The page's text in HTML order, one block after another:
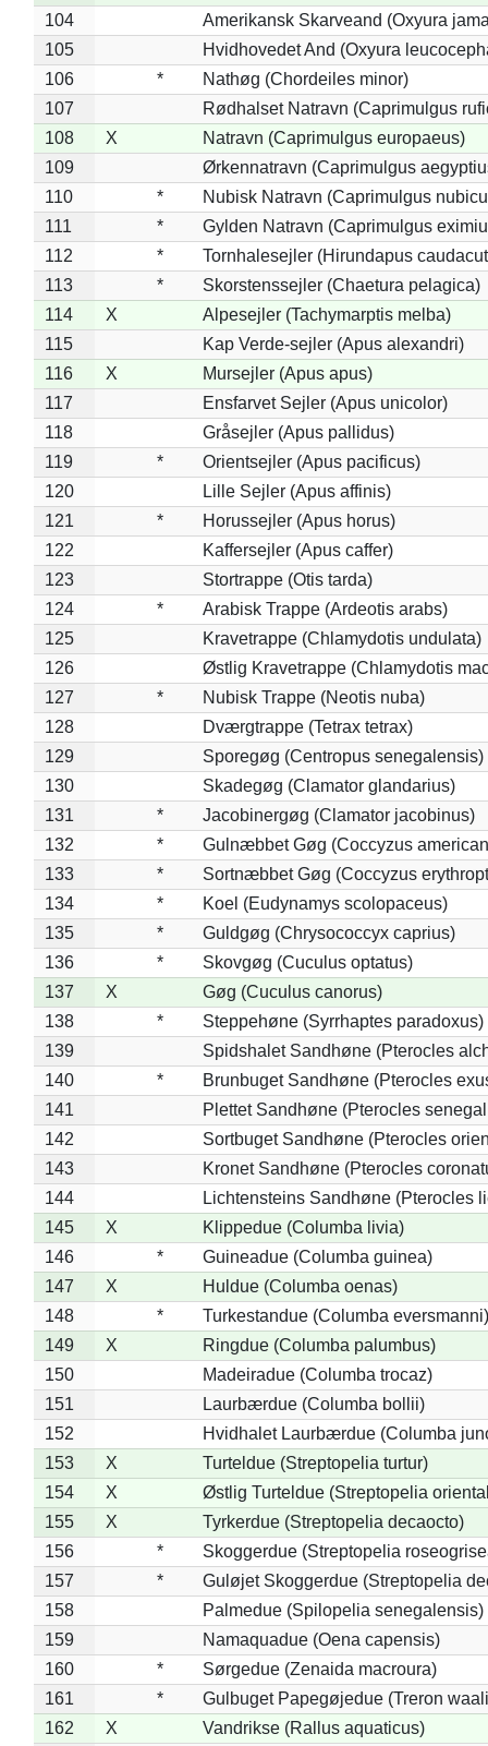
104
Amerikansk Skarveand (Oxyura
105
Hvidhovedet And (Oxyura
106
*
Nathøg (Chordeiles minor)
107
Rødhalset Natravn (Caprimulgus
108
X
Natravn (Caprimulgus europaeus)
109
Ørkennatravn (Caprimulgus
110
*
Nubisk Natravn (Caprimulgus
111
*
Gylden Natravn (Caprimulgus
112
*
Tornhalesejler (Hirundapus
113
*
Skorstenssejler (Chaetura pelagica)
114
X
Alpesejler (Tachymarptis melba)
115
Kap Verde-sejler (Apus alexandri)
116
X
Mursejler (Apus apus)
117
Ensfarvet Sejler (Apus unicolor)
118
Gråsejler (Apus pallidus)
119
*
Orientsejler (Apus pacificus)
120
Lille Sejler (Apus affinis)
121
*
Horussejler (Apus horus)
122
Kaffersejler (Apus caffer)
123
Stortrappe (Otis tarda)
124
*
Arabisk Trappe (Ardeotis arabs)
125
Kravetrappe (Chlamydotis undulata)
126
Østlig Kravetrappe (Chlamydotis
127
*
Nubisk Trappe (Neotis nuba)
128
Dværgtrappe (Tetrax tetrax)
129
Sporegøg (Centropus senegalensis)
130
Skadegøg (Clamator glandarius)
131
*
Jacobinergøg (Clamator jacobinus)
132
*
Gulnæbbet Gøg (Coccyzus
133
*
Sortnæbbet Gøg (Coccyzus
134
*
Koel (Eudynamys scolopaceus)
135
*
Guldgøg (Chrysococcyx caprius)
136
*
Skovgøg (Cuculus optatus)
137
X
Gøg (Cuculus canorus)
138
*
Steppehøne (Syrrhaptes paradoxus)
139
Spidshalet Sandhøne (Pterocles
140
*
Brunbuget Sandhøne (Pterocles
141
Plettet Sandhøne (Pterocles
142
Sortbuget Sandhøne (Pterocles
143
Kronet Sandhøne (Pterocles
144
Lichtensteins Sandhøne (Pterocles
145
X
Klippedue (Columba livia)
146
*
Guineadue (Columba guinea)
147
X
Huldue (Columba oenas)
148
*
Turkestandue (Columba eversmanni)
149
X
Ringdue (Columba palumbus)
150
Madeiradue (Columba trocaz)
151
Laurbærdue (Columba bollii)
152
Hvidhalet Laurbærdue (Columba
153
X
Turteldue (Streptopelia turtur)
154
X
Østlig Turteldue (Streptopelia
155
X
Tyrkerdue (Streptopelia decaocto)
156
*
Skoggerdue (Streptopelia
157
*
Guløjet Skoggerdue (Streptopelia
158
Palmedue (Spilopelia senegalensis)
159
Namaquadue (Oena capensis)
160
*
Sørgedue (Zenaida macroura)
161
*
Gulbuget Papegøjedue (Treron
162
X
Vandrikse (Rallus aquaticus)